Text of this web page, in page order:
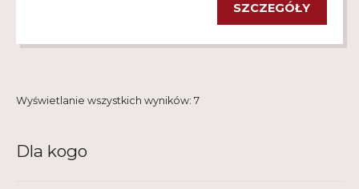
SZCZEGÓŁY
Wyświetlanie wszystkich wyników: 7
Dla kogo